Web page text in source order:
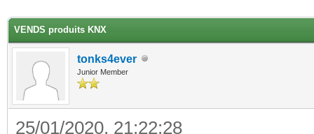
VENDS produits KNX
tonks4ever
Junior Member
25/01/2020, 21:22:28